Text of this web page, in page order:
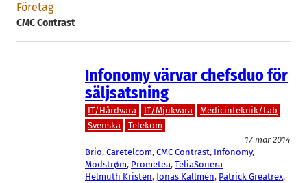
Företag
CMC Contrast
Infonomy värvar chefsduo för
säljsatsning
IT/Hårdvara IT/Mjukvara
Medicinteknik/Lab
Svenska
Telekom
17 mar 2014
Brio, Caretelcom, CMC Contrast, Infonomy
Modstrøm, Prometea, TeliaSonera
Helmuth Kristen, Jonas Källmén, Patrick Greatrex